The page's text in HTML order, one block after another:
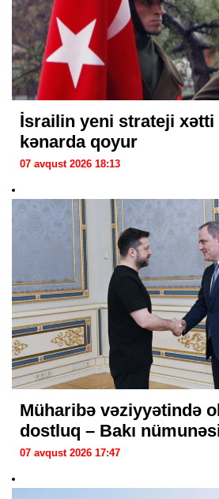
İsrailin yeni strateji xətti
kənarda qoyur
07 avqust 2026 18:13
Müharibə vəziyyətində
dostluq – Bakı
07 avqust 2026 17:47